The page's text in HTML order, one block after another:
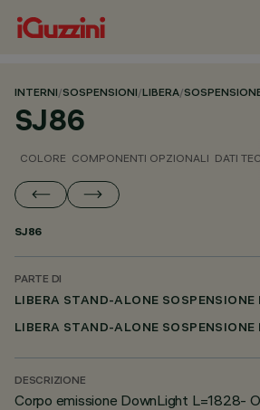
INTERNI/SOSPENSIONI/LIBERA/
SJ86
COLORE COMPONENTI OPZIONALI DATI
SJ86
PARTE DI
LIBERA STAND-ALONE SOSPENSIONE
DESCRIZIONE
Corpo emissione DownLight L=1828-